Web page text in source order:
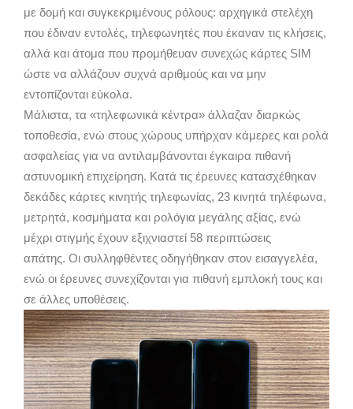
με δομή και συγκεκριμένους ρόλους: αρχηγικά στελέχη
που έδιναν εντολές, τηλεφωνητές που έκαναν τις κλήσεις,
αλλά και άτομα που προμήθευαν συνεχώς κάρτες SIM
ώστε να αλλάζουν συχνά αριθμούς και να μην
εντοπίζονται εύκολα.
Μάλιστα, τα «τηλεφωνικά κέντρα» άλλαζαν διαρκώς
τοποθεσία, ενώ στους χώρους υπήρχαν κάμερες και ρολά
ασφαλείας για να αντιλαμβάνονται έγκαιρα πιθανή
αστυνομική επιχείρηση. Κατά τις έρευνες κατασχέθηκαν
δεκάδες κάρτες κινητής τηλεφωνίας, 23 κινητά τηλέφωνα,
μετρητά, κοσμήματα και ρολόγια μεγάλης αξίας, ενώ
μέχρι στιγμής έχουν εξιχνιαστεί 58 περιπτώσεις
απάτης. Οι συλληφθέντες οδηγήθηκαν στον εισαγγελέα,
ενώ οι έρευνες συνεχίζονται για πιθανή εμπλοκή τους και
σε άλλες υποθέσεις.